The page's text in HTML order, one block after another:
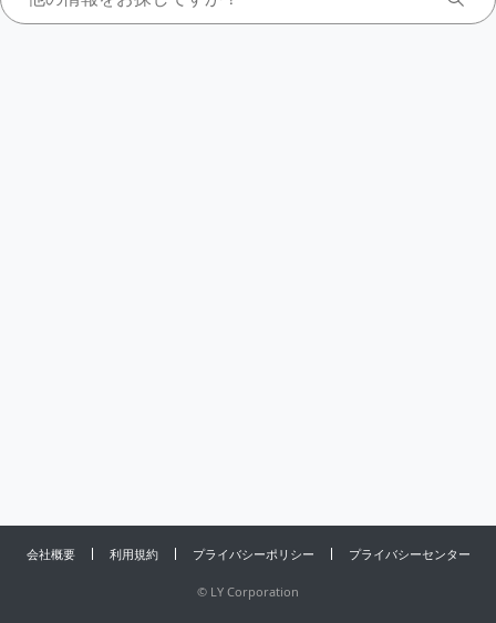
会社概要 利用規約 プライバシーポリシー プライバシーセンター
© LY Corporation